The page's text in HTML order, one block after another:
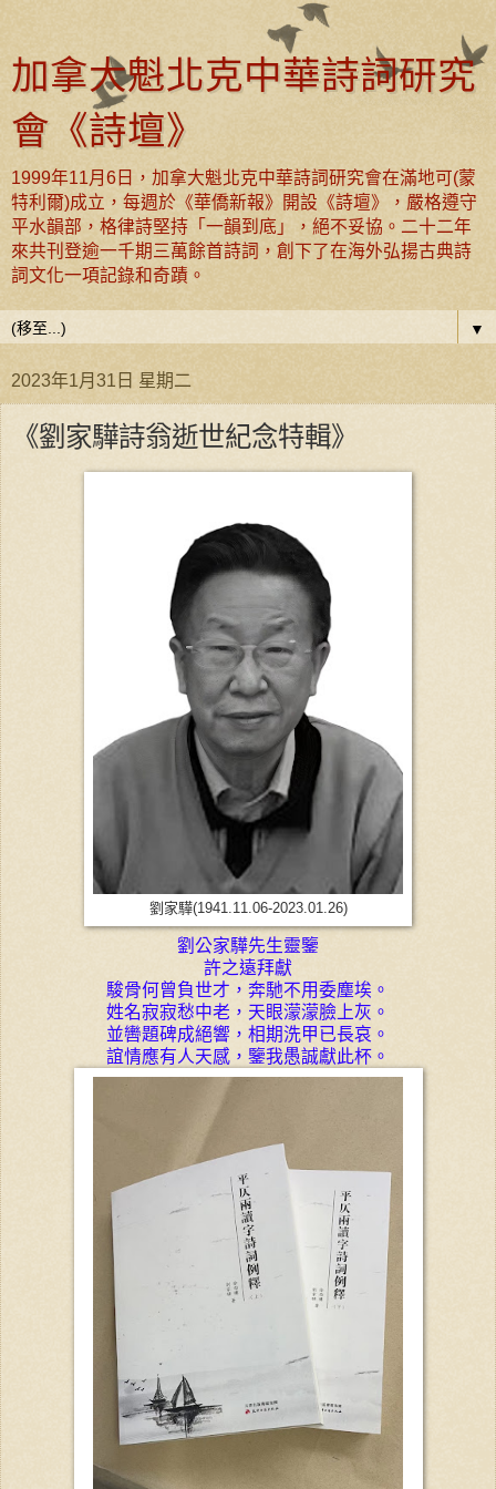
加拿大魁北克中華詩詞研究
會《詩壇》
1999年11月6日，加拿大魁北克中華詩詞研究會在滿地可(蒙
特利爾)成立，每週於《華僑新報》開設《詩壇》，嚴格遵守
平水韻部，格律詩堅持「一韻到底」，絕不妥協。二十二年
來共刊登逾一千期三萬餘首詩詞，創下了在海外弘揚古典詩
詞文化一項記錄和奇蹟。
▼
2023年1月31日 星期二
《劉家驊詩翁逝世紀念特輯》
劉家驊(1941.11.06-2023.01.26)
劉公家驊先生靈鑒
許之遠拜獻
駿骨何曾負世才，奔馳不用委塵埃。
姓名寂寂愁中老，天眼濛濛臉上灰。
並轡題碑成絕響，相期洗甲已長哀。
誼情應有人天感，鑒我愚誠獻此杯。